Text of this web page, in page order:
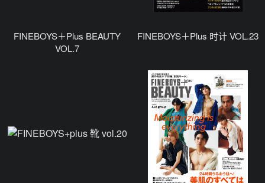
FINEBOYS＋Plus BEAUTY
VOL.7
FINEBOYS＋Plus 时计 VOL.23